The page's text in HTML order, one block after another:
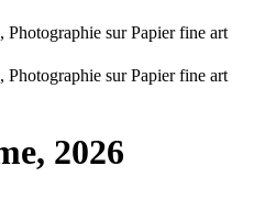
2026